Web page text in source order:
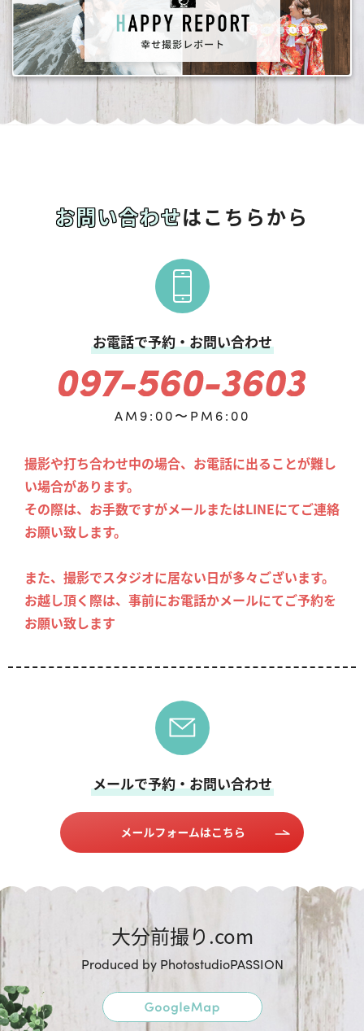
お問い合わせはこちらから
お電話で予約・お問い合わせ
AM9:00〜PM6:00
撮影や打ち合わせ中の場合、お電話に出ることが難し
い場合があります。
その際は、お手数ですがメールまたはLINEにてご連絡
お願い致します。
また、撮影でスタジオに居ない日が多々ございます。
お越し頂く際は、事前にお電話かメールにてご予約を
お願い致します
メールで予約・お問い合わせ
大分前撮り.com
Produced by PhotostudioPASSION